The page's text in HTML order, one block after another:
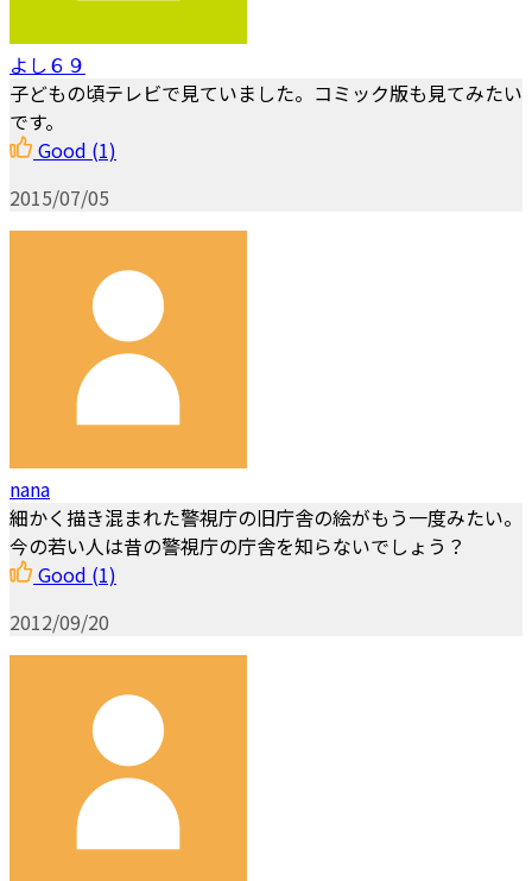
よし６９
子どもの頃テレビで見ていました。コミック版も見てみたい
です。
Good (1)
2015/07/05
nana
細かく描き混まれた警視庁の旧庁舎の絵がもう一度みたい。
今の若い人は昔の警視庁の庁舎を知らないでしょう？
Good (1)
2012/09/20